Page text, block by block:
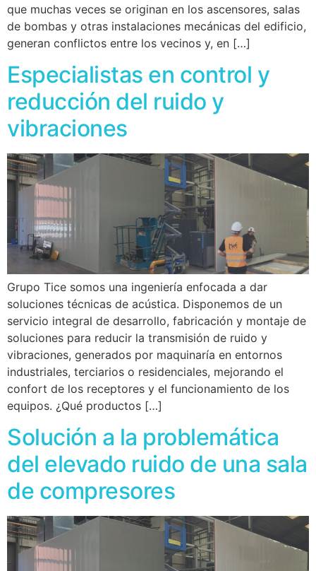
que muchas veces se originan en los ascensores, salas
de bombas y otras instalaciones mecánicas del edificio,
generan conflictos entre los vecinos y, en […]
Especialistas en control y
reducción del ruido y
vibraciones
Grupo Tice somos una ingeniería enfocada a dar
soluciones técnicas de acústica. Disponemos de un
servicio integral de desarrollo, fabricación y montaje de
soluciones para reducir la transmisión de ruido y
vibraciones, generados por maquinaría en entornos
industriales, terciarios o residenciales, mejorando el
confort de los receptores y el funcionamiento de los
equipos. ¿Qué productos […]
Solución a la problemática
del elevado ruido de una sala
de compresores